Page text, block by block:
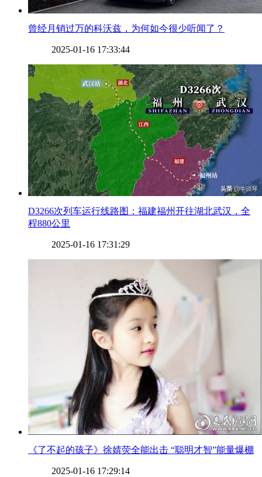
​曾经月销过万的科沃兹，为何如今很少听闻了？
2025-01-16 17:33:44
​D3266次列车运行线路图：福建福州开往湖北武汉，全
程880公里
2025-01-16 17:31:29
​《了不起的孩子》徐婧荧全能出击 “聪明才智”能量爆棚
2025-01-16 17:29:14